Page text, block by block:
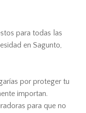
para todas las
en Sagunto,
por proteger tu
importan.
para que no